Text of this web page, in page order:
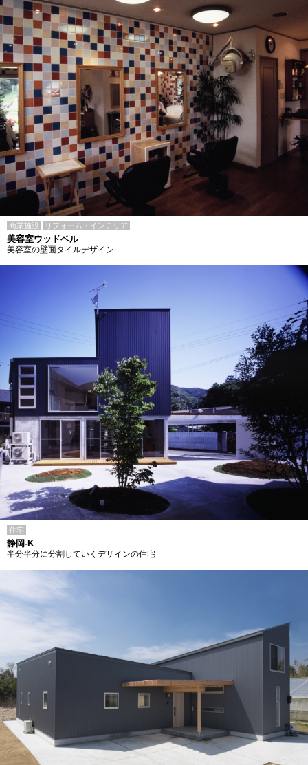
商業施設 リフォーム・インテリア
美容室ウッドベル
美容室の壁面タイルデザイン
住宅
静岡-K
半分半分に分割していくデザインの住宅